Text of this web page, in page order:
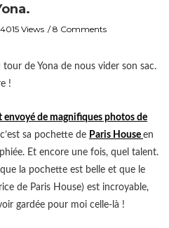
4015 Views 8 Comments
tour de Yona de nous vider son sac.
!
envoyé de magnifiques photos de
sa pochette de Paris House en
Et encore une fois, quel talent.
la pochette est belle et que le
de Paris House) est incroyable,
gardée pour moi celle-là !